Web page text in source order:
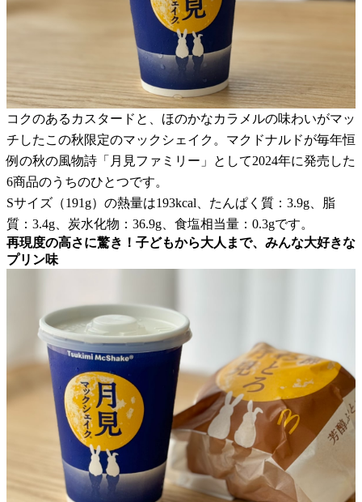
コクのあるカスタードと、ほのかなカラメルの味わいがマッ
チしたこの秋限定のマックシェイク。マクドナルドが毎年恒
例の秋の風物詩「月見ファミリー」として2024年に発売した
6商品のうちのひとつです。
Sサイズ（191g）の熱量は193kcal、たんぱく質：3.9g、脂
質：3.4g、炭水化物：36.9g、食塩相当量：0.3gです。
再現度の高さに驚き！子どもから大人まで、みんな大好きな
プリン味